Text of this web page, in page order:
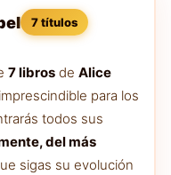
7 títulos
7 libros de Alice
para los
todos sus
del más
sigas su evolución